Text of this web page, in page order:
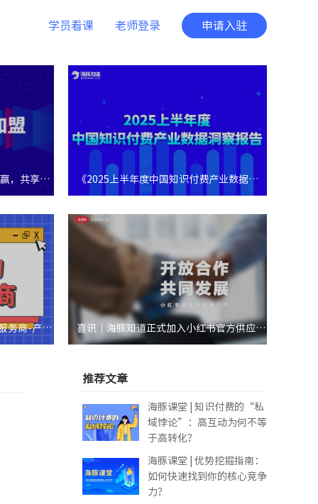
学员看课 老师登录 申请入驻
，共享知
《2025上半年度中国知识付费产业数据洞
察报告》重磅发布！
务商-产业
喜讯｜海豚知道正式加入小红书官方供应商
名录，助力教育产业电商生态高速发展
推荐文章
海豚课堂 | 知识付费的“私
域悖论”：高互动为何不等
于高转化？
海豚课堂 | 优势挖掘指南：
如何快速找到你的核心竞争
力？